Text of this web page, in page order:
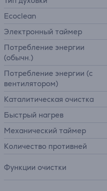
Ecoclean
Электронный таймер
Потребление энергии
(обычн.)
Потребление энергии (с
вентилятором)
Каталитическая очистка
Быстрый нагрев
Механический таймер
Количество противней
Функции очистки